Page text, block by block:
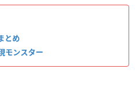
とめ
モンスター